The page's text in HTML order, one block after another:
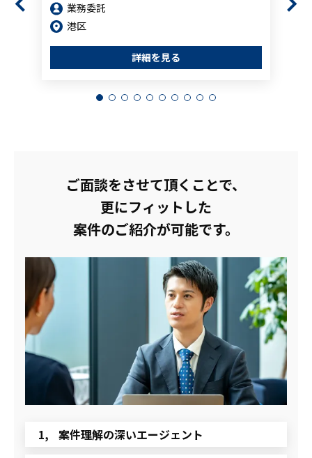
業務委託
港区
詳細を見る
ご面談をさせて頂くことで、
更にフィットした
案件のご紹介が可能です。
案件理解の深いエージェント